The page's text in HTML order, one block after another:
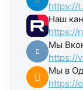
https://
Наш
https://
Мы
https://
Мы в
https://